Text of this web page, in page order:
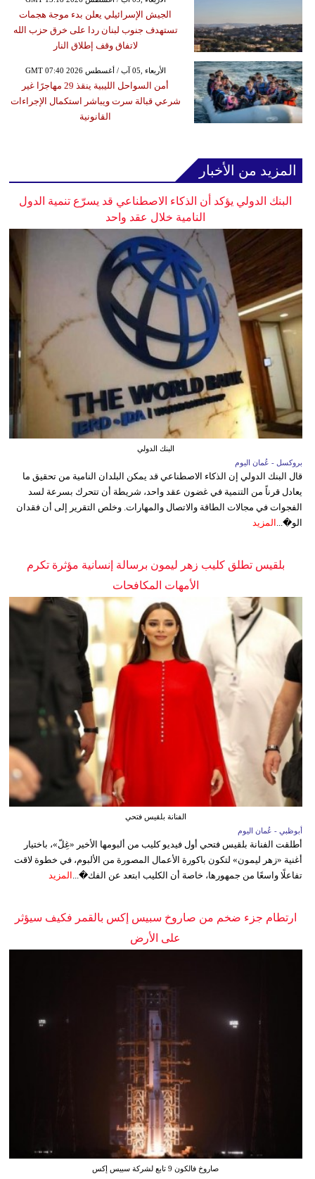
الجيش الإسرائيلي يعلن بدء موجة هجمات
تستهدف جنوب لبنان ردا على خرق حزب الله
لاتفاق وقف إطلاق النار
GMT 07:40 2026 الأربعاء ,05 آب / أغسطس
أمن السواحل الليبية ينقذ 29 مهاجرًا غير
شرعي قبالة سرت ويباشر استكمال الإجراءات
القانونية
المزيد من الأخبار
البنك الدولي يؤكد أن الذكاء الاصطناعي قد يسرّع تنمية الدول
النامية خلال عقد واحد
البنك الدولي
بروكسل - عُمان اليوم
قال البنك الدولي إن الذكاء الاصطناعي قد يمكن البلدان النامية من تحقيق ما
يعادل قرناً من التنمية في غضون عقد واحد، شريطة أن تتحرك بسرعة لسد
الفجوات في مجالات الطاقة والاتصال والمهارات. وخلص التقرير إلى أن فقدان
الو�...
المزيد
بلقيس تطلق كليب زهر ليمون برسالة إنسانية مؤثرة تكرم
الأمهات المكافحات
الفنانة بلقيس فتحي
أبوظبي - عُمان اليوم
أطلقت الفنانة بلقيس فتحي أول فيديو كليب من ألبومها الأخير «غِلّ»، باختيار
أغنية «زهر ليمون» لتكون باكورة الأعمال المصورة من الألبوم، في خطوة لاقت
تفاعلًا واسعًا من جمهورها، خاصة أن الكليب ابتعد عن الفك�... المزيد
ارتطام جزء ضخم من صاروخ سبيس إكس بالقمر فكيف سيؤثر
على الأرض
صاروخ فالكون 9 تابع لشركة سبيس إكس